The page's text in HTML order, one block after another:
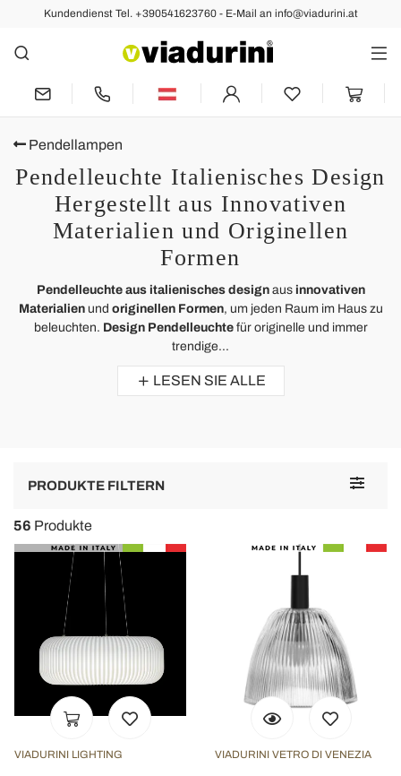
Kundendienst Tel. +390541623760 - E-Mail an info@viadurini.at
Pendellampen
Pendelleuchte Italienisches Design
Hergestellt aus Innovativen
Materialien und Originellen
Formen
Pendelleuchte aus italienisches designaus innovativen
Materialienund originellen Formen, um jeden Raum im Haus zu
beleuchten. Design Pendelleuchtefür originelle und immer
trendige...
LESEN SIE ALLE
Toggle
PRODUKTE FILTERN
56 Produkte
VIADURINI LIGHTING VIADURINI VETRO DI VENEZIA